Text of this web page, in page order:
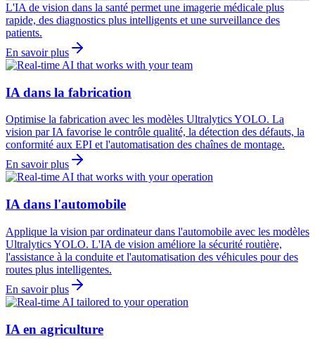
L'IA de vision dans la santé permet une imagerie médicale plus
rapide, des diagnostics plus intelligents et une surveillance des
patients.
En savoir plus
IA dans la fabrication
Optimise la fabrication avec les modèles Ultralytics YOLO. La
vision par IA favorise le contrôle qualité, la détection des défauts, la
conformité aux EPI et l'automatisation des chaînes de montage.
En savoir plus
IA dans l'automobile
Applique la vision par ordinateur dans l'automobile avec les modèles
Ultralytics YOLO. L'IA de vision améliore la sécurité routière,
l'assistance à la conduite et l'automatisation des véhicules pour des
routes plus intelligentes.
En savoir plus
IA en agriculture